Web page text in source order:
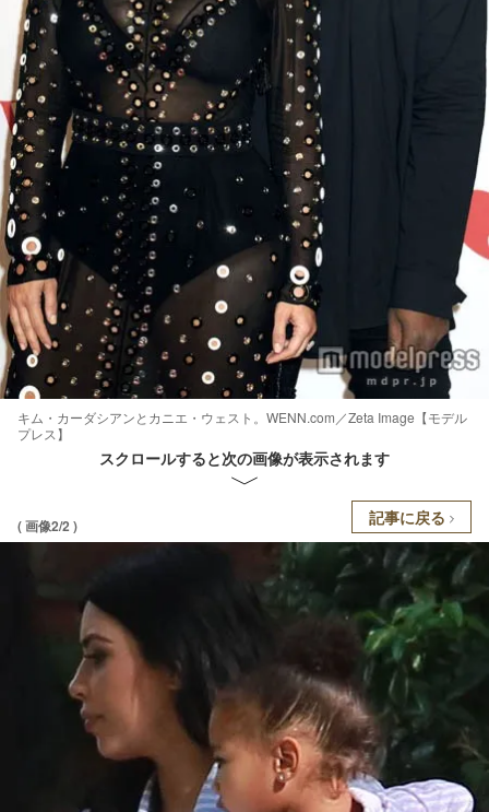
キム・カーダシアンとカニエ・ウェスト。WENN.com／Zeta Image【モデル
プレス】
スクロールすると次の画像が表示されます
( 画像2/2 ) 記事に戻る